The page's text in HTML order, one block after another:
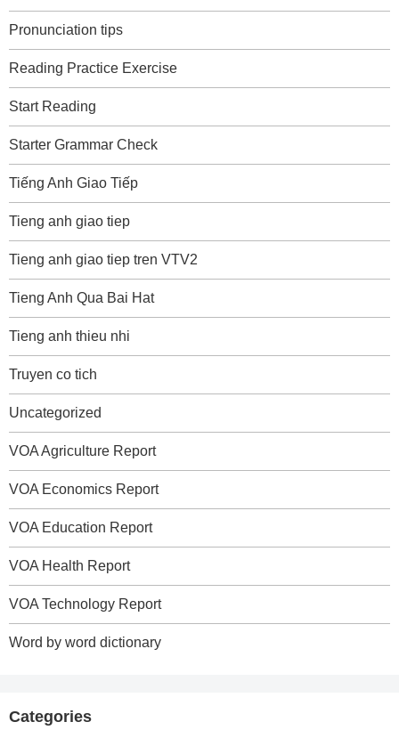
Pronunciation tips
Reading Practice Exercise
Start Reading
Starter Grammar Check
Tiếng Anh Giao Tiếp
Tieng anh giao tiep
Tieng anh giao tiep tren VTV2
Tieng Anh Qua Bai Hat
Tieng anh thieu nhi
Truyen co tich
Uncategorized
VOA Agriculture Report
VOA Economics Report
VOA Education Report
VOA Health Report
VOA Technology Report
Word by word dictionary
Categories